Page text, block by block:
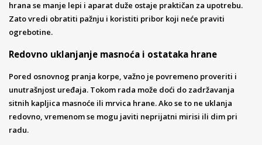
hrana se manje lepi i aparat duže ostaje praktičan za upotrebu.
Zato vredi obratiti pažnju i koristiti pribor koji neće praviti
ogrebotine.
Redovno uklanjanje masnoća i ostataka hrane
Pored osnovnog pranja korpe, važno je povremeno proveriti i
unutrašnjost uređaja. Tokom rada može doći do zadržavanja
sitnih kapljica masnoće ili mrvica hrane. Ako se to ne uklanja
redovno, vremenom se mogu javiti neprijatni mirisi ili dim pri
radu.